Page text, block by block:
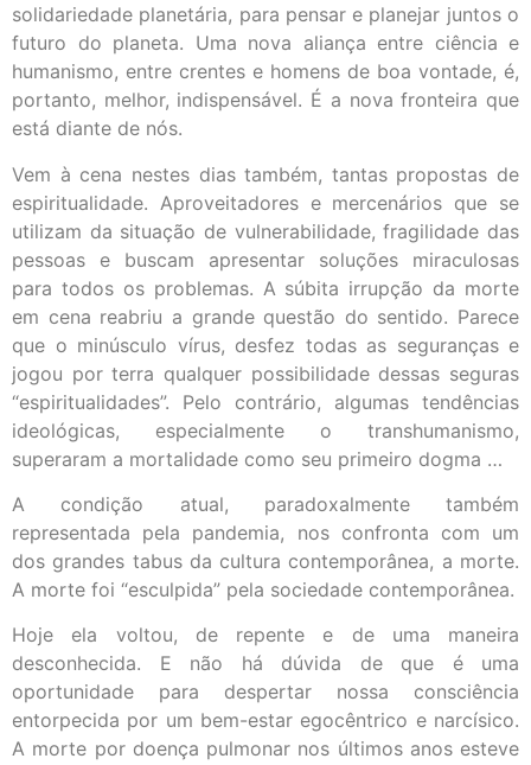
solidariedade planetária, para pensar e planejar juntos o
futuro do planeta. Uma nova aliança entre ciência e
humanismo, entre crentes e homens de boa vontade, é,
portanto, melhor, indispensável. É a nova fronteira que
está diante de nós.
Vem à cena nestes dias também, tantas propostas de
espiritualidade. Aproveitadores e mercenários que se
utilizam da situação de vulnerabilidade, fragilidade das
pessoas e buscam apresentar soluções miraculosas
para todos os problemas. A súbita irrupção da morte
em cena reabriu a grande questão do sentido. Parece
que o minúsculo vírus, desfez todas as seguranças e
jogou por terra qualquer possibilidade dessas seguras
“espiritualidades”. Pelo contrário, algumas tendências
ideológicas, especialmente o transhumanismo,
superaram a mortalidade como seu primeiro dogma …
A condição atual, paradoxalmente também
representada pela pandemia, nos confronta com um
dos grandes tabus da cultura contemporânea, a morte.
A morte foi “esculpida” pela sociedade contemporânea.
Hoje ela voltou, de repente e de uma maneira
desconhecida. E não há dúvida de que é uma
oportunidade para despertar nossa consciência
entorpecida por um bem-estar egocêntrico e narcísico.
A morte por doença pulmonar nos últimos anos esteve